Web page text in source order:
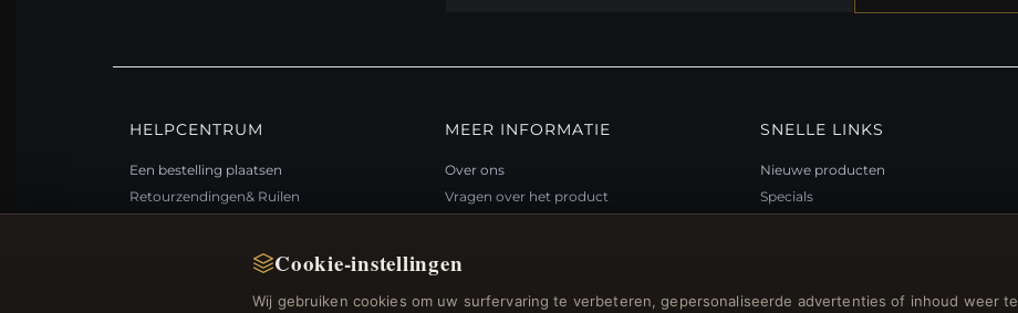
Cookie-instellingen
Wij gebruiken cookies om uw surfervaring te verbeteren, gepersonaliseerde advertenties of inhoud weer te
HELPCENTRUM
Een bestelling plaatsen
Retourzendingen& Ruilen
Betalingsmogelijkheden
Mijn account& Beloningen
MEER INFORMATIE
Over ons
Vragen over het product
Cadeaubon FAQ
Kortingsbonnen
SNELLE LINKS
Nieuwe producten
Specials